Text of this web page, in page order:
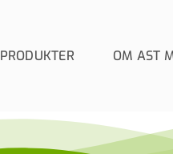
PRODUKTER OM AST